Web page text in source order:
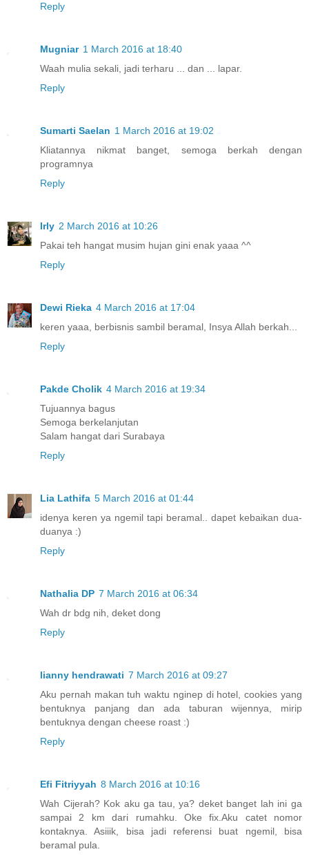
Reply
Mugniar 1 March 2016 at 18:40
Waah mulia sekali, jadi terharu ... dan ... lapar.
Reply
Sumarti Saelan 1 March 2016 at 19:02
Kliatannya nikmat banget, semoga berkah dengan
programnya
Reply
Irly 2 March 2016 at 10:26
Pakai teh hangat musim hujan gini enak yaaa ^^
Reply
Dewi Rieka 4 March 2016 at 17:04
keren yaaa, berbisnis sambil beramal, Insya Allah berkah...
Reply
Pakde Cholik 4 March 2016 at 19:34
Tujuannya bagus
Semoga berkelanjutan
Salam hangat dari Surabaya
Reply
Lia Lathifa 5 March 2016 at 01:44
idenya keren ya ngemil tapi beramal.. dapet kebaikan dua-
duanya :)
Reply
Nathalia DP 7 March 2016 at 06:34
Wah dr bdg nih, deket dong
Reply
lianny hendrawati 7 March 2016 at 09:27
Aku pernah makan tuh waktu nginep di hotel, cookies yang
bentuknya panjang dan ada taburan wijennya, mirip
bentuknya dengan cheese roast :)
Reply
Efi Fitriyyah 8 March 2016 at 10:16
Wah Cijerah? Kok aku ga tau, ya? deket banget lah ini ga
sampai 2 km dari rumahku. Oke fix.Aku catet nomor
kontaknya. Asiiik, bisa jadi referensi buat ngemil, bisa
beramal pula.